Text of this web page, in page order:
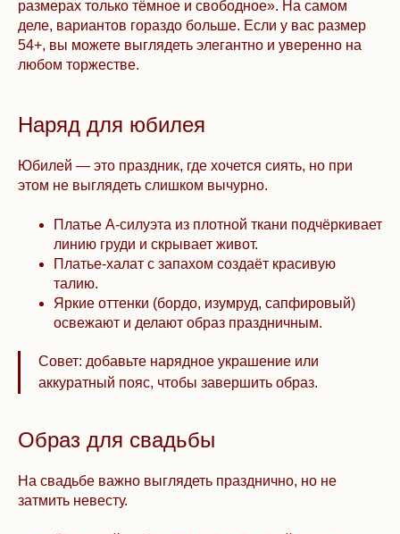
размерах только тёмное и свободное». На самом
деле, вариантов гораздо больше. Если у вас размер
54+, вы можете выглядеть элегантно и уверенно на
любом торжестве.
Наряд для юбилея
Юбилей — это праздник, где хочется сиять, но при
этом не выглядеть слишком вычурно.
Платье А-силуэта из плотной ткани подчёркивает
линию груди и скрывает живот.
Платье-халат с запахом создаёт красивую
талию.
Яркие оттенки (бордо, изумруд, сапфировый)
освежают и делают образ праздничным.
Совет: добавьте нарядное украшение или
аккуратный пояс, чтобы завершить образ.
Образ для свадьбы
На свадьбе важно выглядеть празднично, но не
затмить невесту.